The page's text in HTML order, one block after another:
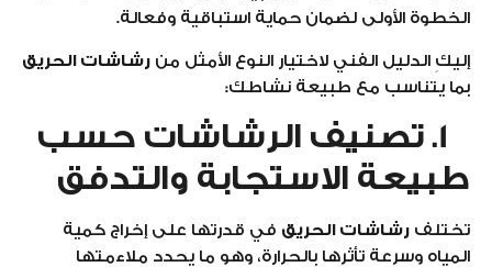
الخطوة الأولى لضمان حماية استباقية وفعالة.
إليكِ الدليل الفني لاختيار النوع الأمثل من رشاشات الحريق
بما يتناسب مع طبيعة نشاطك:
1. تصنيف الرشاشات حسب
طبيعة الاستجابة والتدفق
تختلف رشاشات الحريق في قدرتها على إخراج كمية
المياه وسرعة تأثرها بالحرارة، وهو ما يحدد ملاءمتها